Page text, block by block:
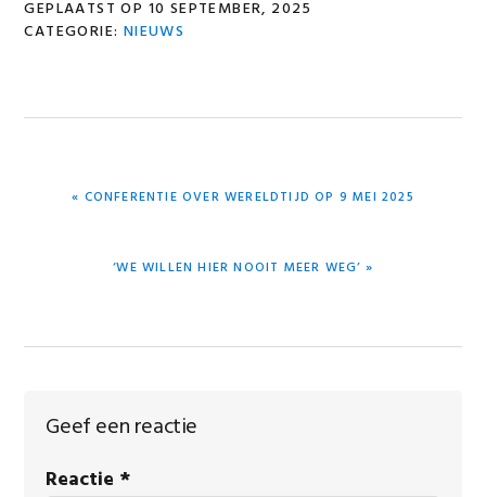
GEPLAATST OP 10 SEPTEMBER, 2025
CATEGORIE: NIEUWS
VORIG
« CONFERENTIE OVER WERELDTIJD OP 9 MEI 2025
VOLGEND
‘WE WILLEN HIER NOOIT MEER WEG’ »
Lees
Interacties
Geef een reactie
Reactie *